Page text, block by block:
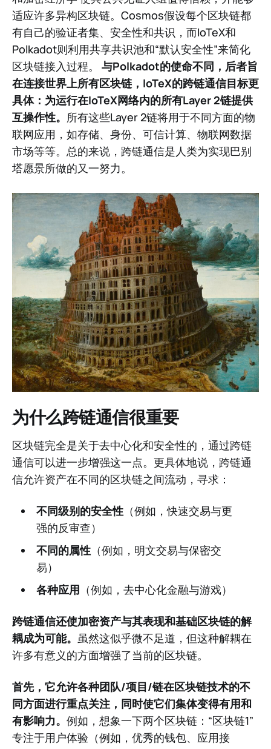
适应许多异构区块链。Cosmos假设每个区块链都
有自己的验证者集、安全性和共识，而IoTeX和
Polkadot则利用共享共识池和“默认安全性”来简化
区块链接入过程。 与Polkadot的使命不同，后者旨
在连接世界上所有区块链，IoTeX的跨链通信目标更
具体：为运行在IoTeX网络内的所有Layer 2链提供
互操作性。 所有这些Layer 2链将用于不同方面的物
联网应用，如存储、身份、可信计算、物联网数据
市场等等。总的来说，跨链通信是人类为实现巴别
塔愿景所做的又一努力。
为什么跨链通信很重要
区块链完全是关于去中心化和安全性的，通过跨链
通信可以进一步增强这一点。更具体地说，跨链通
信允许资产在不同的区块链之间流动，寻求：
不同级别的安全性（例如，快速交易与更
强的反审查）
不同的属性（例如，明文交易与保密交
易）
各种应用 （例如，去中心化金融与游戏）
跨链通信还使加密资产与其表现和基础区块链的解
耦成为可能。 虽然这似乎微不足道，但这种解耦在
许多有意义的方面增强了当前的区块链。
首先，它允许各种团队/项目/链在区块链技术的不
同方面进行重点关注，同时使它们集体变得有用和
有影响力。 例如，想象一下两个区块链：“区块链1”
专注于用户体验（例如，优秀的钱包、应用接